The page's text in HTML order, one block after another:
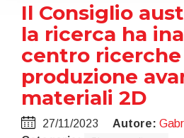
Il Consiglio
la ricerca ha
centro
produzione
materiali 2D
27/11/2023 Autore: